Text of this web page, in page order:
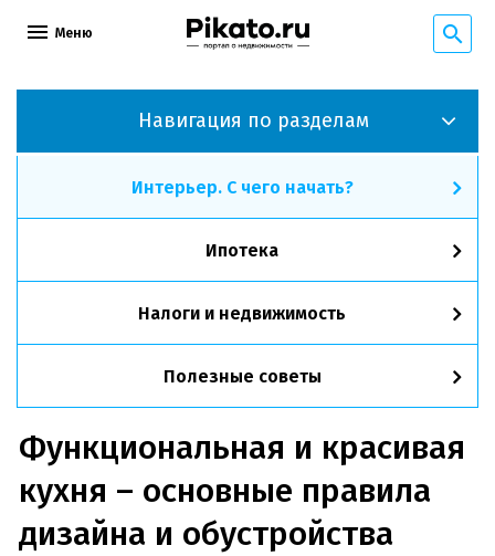
Меню
Навигация по разделам
Интерьер. С чего начать?
Ипотека
Налоги и недвижимость
Полезные советы
Функциональная и красивая
кухня – основные правила
дизайна и обустройства